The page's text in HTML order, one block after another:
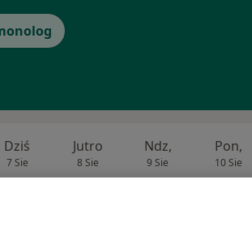
Dziś
7 Sie
Jutro
8 Sie
Ndz,
9 Sie
Pon,
10 Sie